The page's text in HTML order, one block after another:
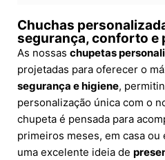
Chuchas
segurança, conforto e
As nossas chupetas
projetadas para oferecer o
segurança e higiene,
personalização única com o
chupeta é pensada para
primeiros meses, em casa ou
uma excelente ideia de